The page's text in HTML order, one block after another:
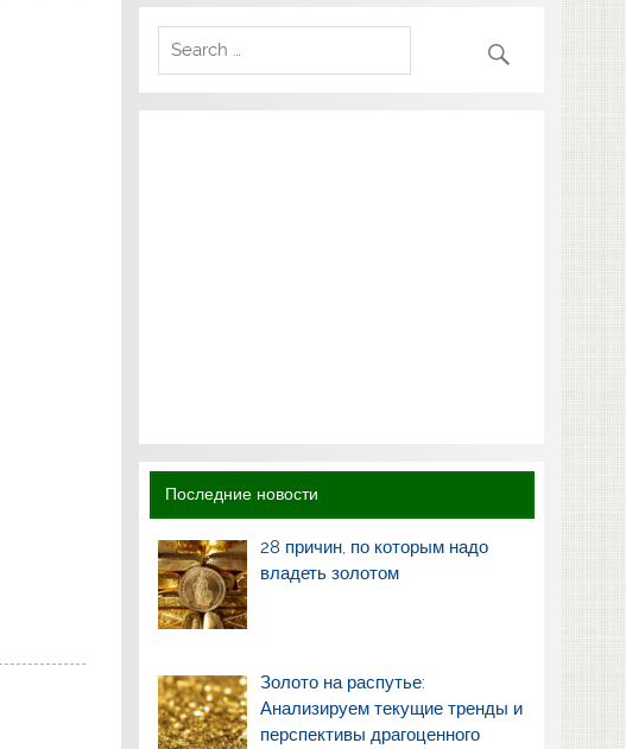
Последние новости
28 причин, по которым надо
владеть золотом
Золото на распутье:
Анализируем текущие тренды и
перспективы драгоценного